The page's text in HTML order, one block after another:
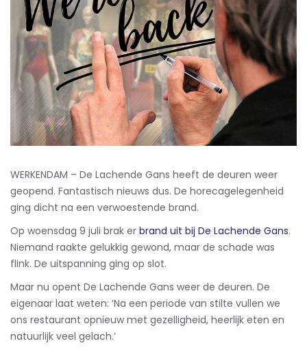
WERKENDAM – De Lachende Gans heeft de deuren weer
geopend. Fantastisch nieuws dus. De horecagelegenheid
ging dicht na een verwoestende brand.
Op woensdag 9 juli brak er brand uit bij De Lachende Gans.
Niemand raakte gelukkig gewond, maar de schade was
flink. De uitspanning ging op slot.
Maar nu opent De Lachende Gans weer de deuren. De
eigenaar laat weten: ‘Na een periode van stilte vullen we
ons restaurant opnieuw met gezelligheid, heerlijk eten en
natuurlijk veel gelach.’